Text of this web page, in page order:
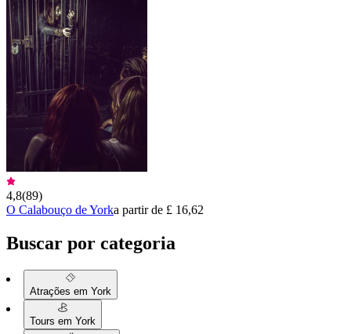
4,8(89)
O Calabouço de Yorka partir de £ 16,62
Buscar por categoria
Atrações em York
Tours em York